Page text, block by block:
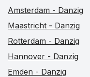
Amsterdam - Danzig
Maastricht - Danzig
Rotterdam - Danzig
Hannover - Danzig
Emden - Danzig